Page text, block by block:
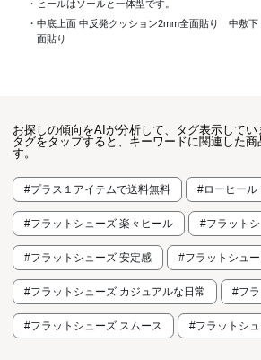
・ヒールはソールと一体型です。
・中底上面 中反発クッション2mm全面貼り 中敷
面貼り
お探しの傾向をAIが分析して、タグ表示してい
タグをタップすると、キーワードに関連した商
す。
#プラス１アイテムで送料無料 #ローヒール
#フラットシューズ 楽々ヒール #フラット
#フラットシューズ 安定感 #フラットシュ
#フラットシューズ カジュアルな日常 #フ
#フラットシューズ スムース #フラットシ